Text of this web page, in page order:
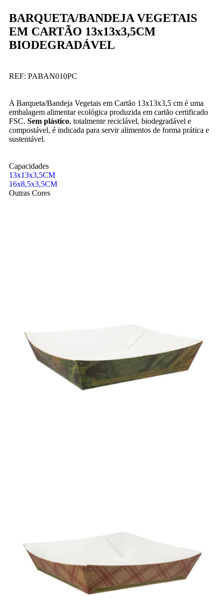
BARQUETA/BANDEJA VEGETAIS
EM CARTÃO 13x13x3,5CM
BIODEGRADÁVEL
REF: PABAN010PC
A Barqueta/Bandeja Vegetais em Cartão 13x13x3,5 cm é uma
embalagem alimentar ecológica produzida em cartão certificado
FSC. Sem plástico, totalmente reciclável, biodegradável e
compostável, é indicada para servir alimentos de forma prática e
sustentável.
Capacidades
13x13x3,5CM
16x8,5x3,5CM
Outras Cores